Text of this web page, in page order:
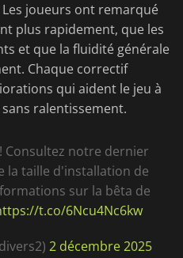
joueurs ont remarqué
plus rapidement, que les
et que la fluidité générale
Chaque correctif
qui aident le jeu à
ralentissement.
Consultez notre dernier
la taille d'installation de
sur la bêta de
t.co/6Ncu4Nc6kw
2 décembre 2025